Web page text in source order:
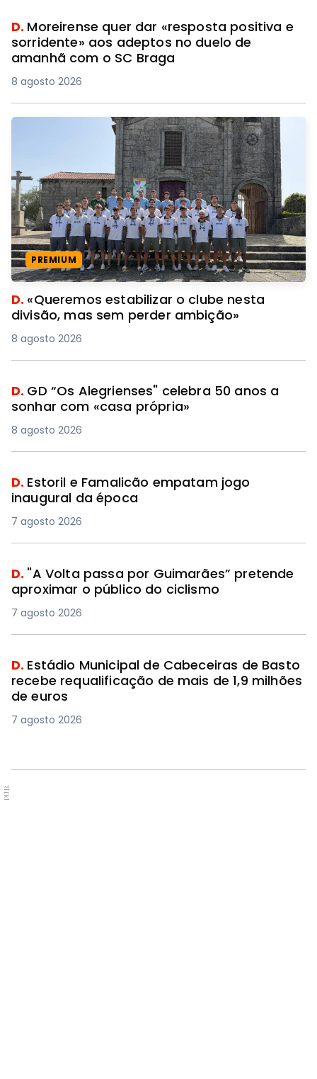
D. Moreirense quer dar «resposta positiva e
sorridente» aos adeptos no duelo de
amanhã com o SC Braga
8 agosto 2026
PREMIUM
D. «Queremos estabilizar o clube nesta
divisão, mas sem perder ambição»
8 agosto 2026
D. GD “Os Alegrienses" celebra 50 anos a
sonhar com «casa própria»
8 agosto 2026
D. Estoril e Famalicão empatam jogo
inaugural da época
7 agosto 2026
D. "A Volta passa por Guimarães” pretende
aproximar o público do ciclismo
7 agosto 2026
D. Estádio Municipal de Cabeceiras de Basto
recebe requalificação de mais de 1,9 milhões
de euros
7 agosto 2026
PUB.